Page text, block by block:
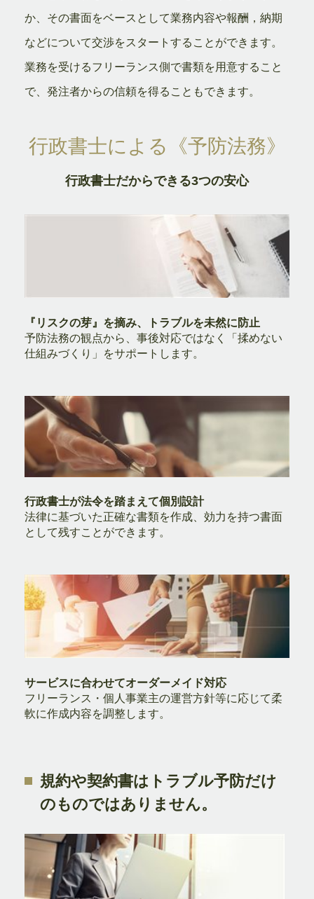
か、その書面をベースとして業務内容や報酬，納期
などについて交渉をスタートすることができます。
業務を受けるフリーランス側で書類を用意すること
で、発注者からの信頼を得ることもできます。
行政書士による《予防法務》
行政書士だからできる3つの安心
『リスクの芽』を摘み、トラブルを未然に防止
予防法務の観点から、事後対応ではなく「揉めない
仕組みづくり」をサポートします。
行政書士が法令を踏まえて個別設計
法律に基づいた正確な書類を作成、効力を持つ書面
として残すことができます。
サービスに合わせてオーダーメイド対応
フリーランス・個人事業主の運営方針等に応じて柔
軟に作成内容を調整します。
規約や契約書はトラブル予防だけ
のものではありません。